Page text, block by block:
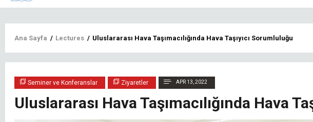
Sayfa
yolu
Ana Sayfa / Lectures / Uluslararası Hava Taşımacılığında Hava Taşıyıcı Sorumluluğu
Seminer ve Konferanslar Ziyaretler APR 13, 2022
Uluslararası Hava Taşımacılığında Hava